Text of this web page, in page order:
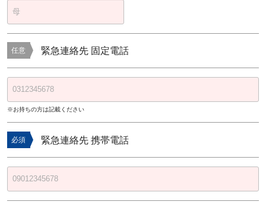
任意 緊急連絡先 固定電話
※お持ちの方は記載ください
必須 緊急連絡先 携帯電話